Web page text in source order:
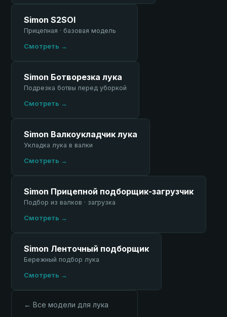
Simon S2SOI
Прицепная · базовая модель
Смотреть →
Simon Ботворезка лука
Подрезка ботвы перед уборкой
Смотреть →
Simon Валкоукладчик лука
Укладка лука в валки
Смотреть →
Simon Прицепной подборщик-загрузчик
Подбор из валков · загрузка
Смотреть →
Simon Ленточный подборщик
Бережный подбор лука
Смотреть →
← Все модели для лука